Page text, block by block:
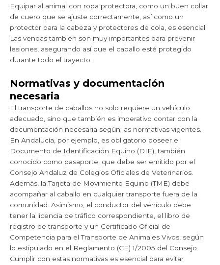
Equipar al animal con ropa protectora, como un buen collar
de cuero que se ajuste correctamente, así como un
protector para la cabeza y protectores de cola, es esencial.
Las vendas también son muy importantes para prevenir
lesiones, asegurando así que el caballo esté protegido
durante todo el trayecto.
Normativas y documentación
necesaria
El transporte de caballos no solo requiere un vehículo
adecuado, sino que también es imperativo contar con la
documentación necesaria según las normativas vigentes.
En Andalucía, por ejemplo, es obligatorio poseer el
Documento de Identificación Equino (DIE), también
conocido como pasaporte, que debe ser emitido por el
Consejo Andaluz de Colegios Oficiales de Veterinarios.
Además, la Tarjeta de Movimiento Equino (TME) debe
acompañar al caballo en cualquier transporte fuera de la
comunidad. Asimismo, el conductor del vehículo debe
tener la licencia de tráfico correspondiente, el libro de
registro de transporte y un Certificado Oficial de
Competencia para el Transporte de Animales Vivos, según
lo estipulado en el Reglamento (CE) 1/2005 del Consejo.
Cumplir con estas normativas es esencial para evitar